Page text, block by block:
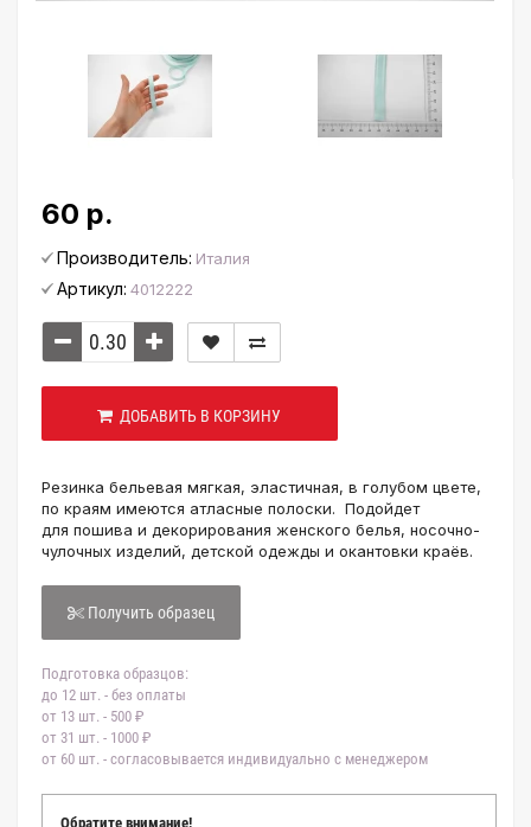
60 р.
Производитель: Италия
Артикул: 4012222
ДОБАВИТЬ В КОРЗИНУ
Резинка бельевая мягкая, эластичная, в голубом цвете,
по краям имеются атласные полоски. Подойдет
для пошива и декорирования женского белья, носочно-
чулочных изделий, детской одежды и окантовки краёв.
Получить образец
Подготовка образцов:
до 12 шт. - без оплаты
от 13 шт. - 500 ₽
от 31 шт. - 1000 ₽
от 60 шт. - согласовывается индивидуально с менеджером
Обратите внимание!